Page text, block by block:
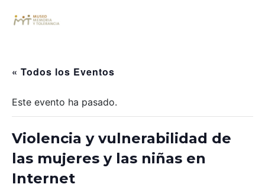
« Todos los Eventos
Este evento ha pasado.
Violencia y vulnerabilidad de
las mujeres y las niñas en
Internet